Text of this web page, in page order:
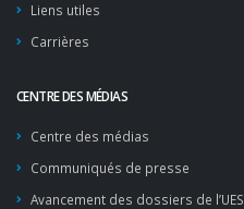
Liens utiles
Carrières
CENTRE DES MÉDIAS
Centre des médias
Communiqués de presse
Avancement des dossiers de l’UES